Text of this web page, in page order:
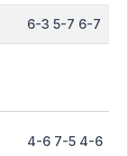
6-3 5-7 6-7
4-6 7-5 4-6